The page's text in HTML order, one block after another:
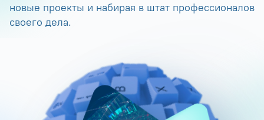
новые проекты и набирая в штат профессионалов
своего дела.